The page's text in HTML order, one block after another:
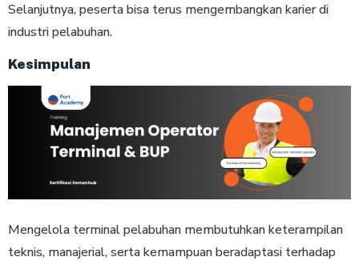
Selanjutnya, peserta bisa terus mengembangkan karier di
industri pelabuhan.
Kesimpulan
Mengelola terminal pelabuhan membutuhkan keterampilan
teknis, manajerial, serta kemampuan beradaptasi terhadap